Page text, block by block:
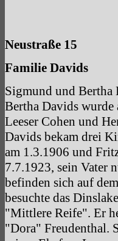
Neustraße 15
Familie Davids
Sigmund und Bertha
Bertha Davids wurde
Leeser Cohen und
Davids bekam drei
am 1.3.1906 und
7.7.1923, sein Vater
befinden sich auf
besuchte das
"Mittlere Reife". Er
"Dora" Freudenthal.